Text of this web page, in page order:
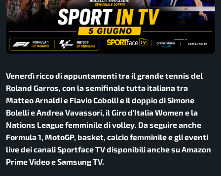
Venerdì ricco di appuntamenti tra il grande tennis del
Roland Garros, con la semifinale tutta italiana tra
Matteo Arnaldi e Flavio Cobolli e il doppio di Simone
Bolelli e Andrea Vavassori, il Giro d’Italia Women e la
Nations League femminile di volley. Da seguire anche
Formula 1, MotoGP, basket, calcio femminile e gli eventi
live dei canali Sportface TV disponibili anche su Amazon
Prime Video e Samsung TV.